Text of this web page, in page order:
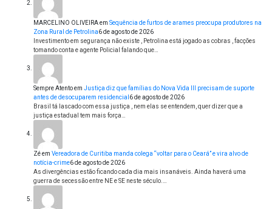
MARCELINO OLIVEIRAem Sequência de furtos de arames preocupa produtores na
Zona Rural de Petrolina6 de agosto de 2026
Investimento em segurança não existe , Petrolina está jogado as cobras , facções
tomando conta e agente Policial falando que…
Sempre Atentoem Justiça diz que famílias do Nova Vida III precisam de suporte
antes de desocuparem residencial 6 de agosto de 2026
Brasil tá lascado com essa justiça , nem elas se entendem, quer dizer que a
justiça estadual tem mais força…
Zéem Vereadora de Curitiba manda colega “voltar para o Ceará” e vira alvo de
notícia-crime6 de agosto de 2026
As divergências estão ficando cada dia mais insanáveis. Ainda haverá uma
guerra de secessão entre NE e SE neste século.…